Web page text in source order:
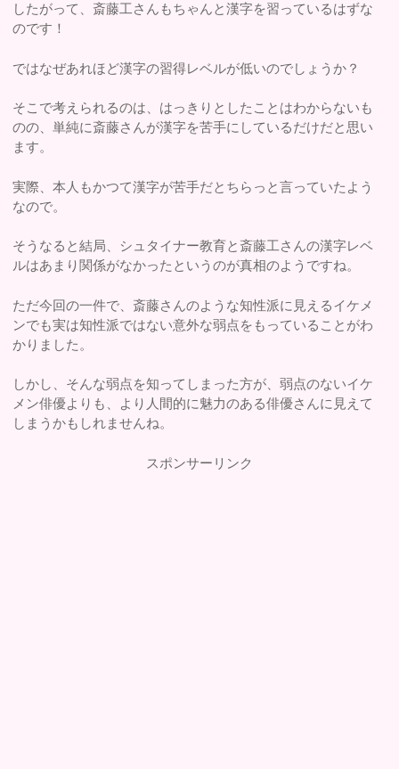
したがって、斎藤工さんもちゃんと漢字を習っているはずな
のです！
ではなぜあれほど漢字の習得レベルが低いのでしょうか？
そこで考えられるのは、はっきりとしたことはわからないも
のの、単純に斎藤さんが漢字を苦手にしているだけだと思い
ます。
実際、本人もかつて漢字が苦手だとちらっと言っていたよう
なので。
そうなると結局、シュタイナー教育と斎藤工さんの漢字レベ
ルはあまり関係がなかったというのが真相のようですね。
ただ今回の一件で、斎藤さんのような知性派に見えるイケメ
ンでも実は知性派ではない意外な弱点をもっていることがわ
かりました。
しかし、そんな弱点を知ってしまった方が、弱点のないイケ
メン俳優よりも、より人間的に魅力のある俳優さんに見えて
しまうかもしれませんね。
スポンサーリンク